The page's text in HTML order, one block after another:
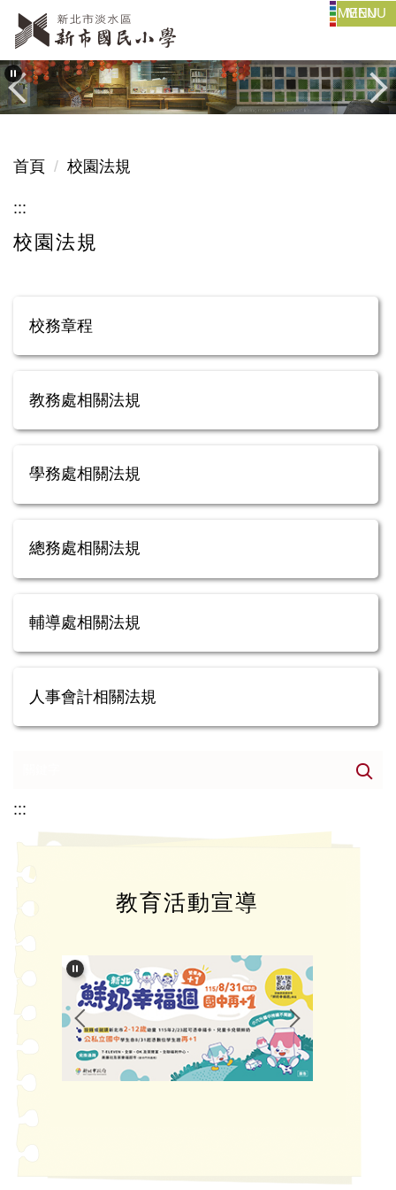
跳
到
主
要
內
區
MENU
首頁 校園法規
:::
校園法規
校務章程
教務處相關法規
學務處相關法規
總務處相關法規
輔導處相關法規
人事會計相關法規
:::
教育活動宣導